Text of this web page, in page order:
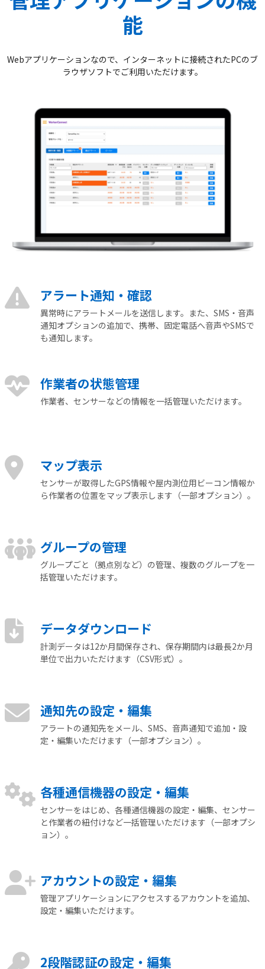
能
Webアプリケーションなので、インターネットに接続されたPCのブ
ラウザソフトでご利用いただけます。
アラート通知‧確認
異常時にアラートメールを送信します。また、SMS・音声
通知オプションの追加で、携帯、固定電話へ音声やSMSで
も通知します。
作業者の状態管理
作業者、センサーなどの情報を一括管理いただけます。
マップ表示
センサーが取得したGPS情報や屋内測位用ビーコン情報か
ら作業者の位置をマップ表示します（一部オプション）。
グループの管理
グループごと（拠点別など）の管理、複数のグループを一
括管理いただけます。
データダウンロード
計測データは12か月間保存され、保存期間内は最長2か月
単位で出力いただけます（CSV形式）。
通知先の設定‧編集
アラートの通知先をメール、SMS、音声通知で追加・設
定・編集いただけます（一部オプション）。
各種通信機器の設定‧編集
センサーをはじめ、各種通信機器の設定・編集、センサー
と作業者の紐付けなど一括管理いただけます（一部オプシ
ョン）。
アカウントの設定‧編集
管理アプリケーションにアクセスするアカウントを追加、
設定・編集いただけます。
2段階認証の設定・編集